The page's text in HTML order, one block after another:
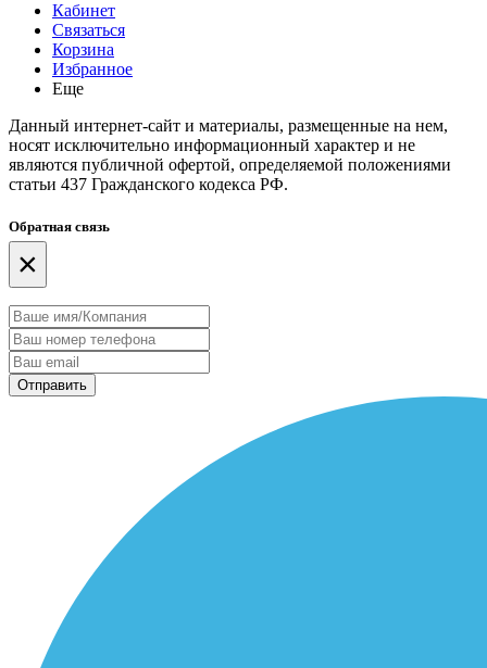
Кабинет
Связаться
Корзина
Избранное
Еще
Данный интернет-сайт и материалы, размещенные на нем,
носят исключительно информационный характер и не
являются публичной офертой, определяемой положениями
статьи 437 Гражданского кодекса РФ.
Обратная связь
×
Отправить